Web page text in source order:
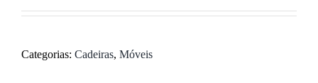
Categorias: Cadeiras, Móveis